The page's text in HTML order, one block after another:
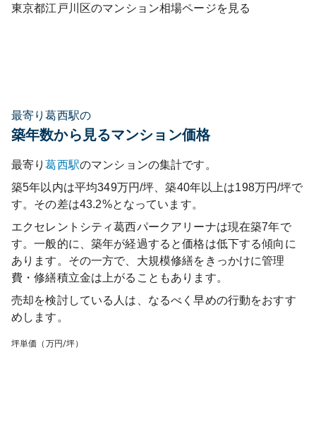
東京都江戸川区のマンション相場ページを見る
最寄り葛西駅の
築年数から見るマンション価格
最寄り葛西駅のマンションの集計です。
築5年以内は平均349万円/坪、築40年以上は198万円/坪で
す。その差は43.2%となっています。
エクセレントシティ葛西パークアリーナは現在築7年で
す。一般的に、築年が経過すると価格は低下する傾向に
あります。その一方で、大規模修繕をきっかけに管理
費・修繕積立金は上がることもあります。
売却を検討している人は、なるべく早めの行動をおすす
めします。
坪単価（万円/坪）